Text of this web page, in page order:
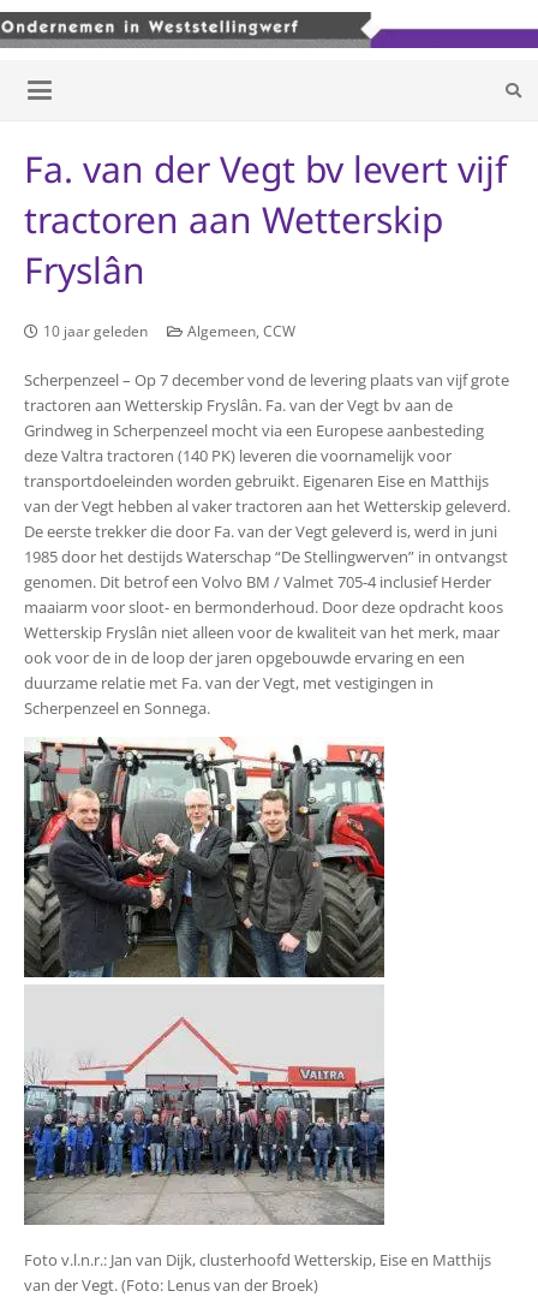
Fa. van der Vegt bv levert vijf
tractoren aan Wetterskip
Fryslân
10 jaar geleden Algemeen ,CCW
Scherpenzeel – Op 7 december vond de levering plaats van vijf grote
tractoren aan Wetterskip Fryslân. Fa. van der Vegt bv aan de
Grindweg in Scherpenzeel mocht via een Europese aanbesteding
deze Valtra tractoren (140 PK) leveren die voornamelijk voor
transportdoeleinden worden gebruikt. Eigenaren Eise en Matthijs
van der Vegt hebben al vaker tractoren aan het Wetterskip geleverd.
De eerste trekker die door Fa. van der Vegt geleverd is, werd in juni
1985 door het destijds Waterschap “De Stellingwerven” in ontvangst
genomen. Dit betrof een Volvo BM / Valmet 705-4 inclusief Herder
maaiarm voor sloot- en bermonderhoud. Door deze opdracht koos
Wetterskip Fryslân niet alleen voor de kwaliteit van het merk, maar
ook voor de in de loop der jaren opgebouwde ervaring en een
duurzame relatie met Fa. van der Vegt, met vestigingen in
Scherpenzeel en Sonnega.
Foto v.l.n.r.: Jan van Dijk, clusterhoofd Wetterskip, Eise en Matthijs
van der Vegt. (Foto: Lenus van der Broek)